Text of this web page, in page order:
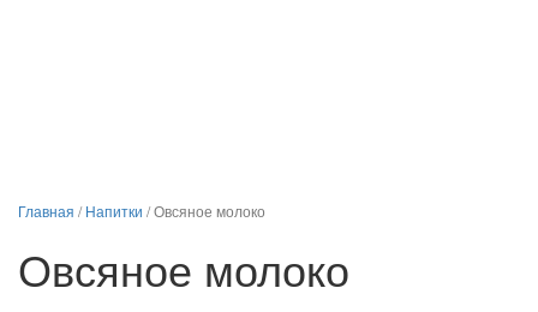
Главная /Напитки /Овсяное молоко
Овсяное молоко